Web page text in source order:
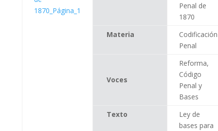
Penal de
1870
Materia
Codificación
Penal
Voces
Reforma,
Código
Penal y
Bases
Texto
Ley de
bases para